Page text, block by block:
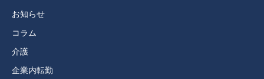
お知らせ
コラム
介護
企業内転勤